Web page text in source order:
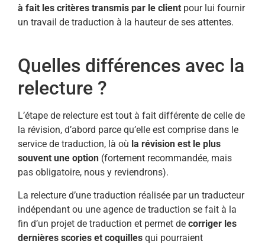
à fait les critères transmis par le client pour lui fournir
un travail de traduction à la hauteur de ses attentes.
Quelles différences avec la
relecture ?
L’étape de relecture est tout à fait différente de celle de
la révision, d’abord parce qu’elle est comprise dans le
service de traduction, là où la révision est le plus
souvent une option (fortement recommandée, mais
pas obligatoire, nous y reviendrons).
La relecture d’une traduction réalisée par un traducteur
indépendant ou une agence de traduction se fait à la
fin d’un projet de traduction et permet de corriger les
dernières scories et coquilles qui pourraient